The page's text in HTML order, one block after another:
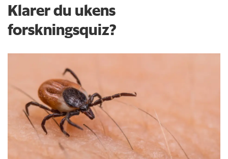
Klarer du ukens
forskningsquiz?